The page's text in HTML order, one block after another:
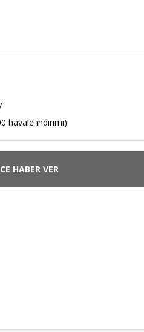
havale indirimi)
HABER VER